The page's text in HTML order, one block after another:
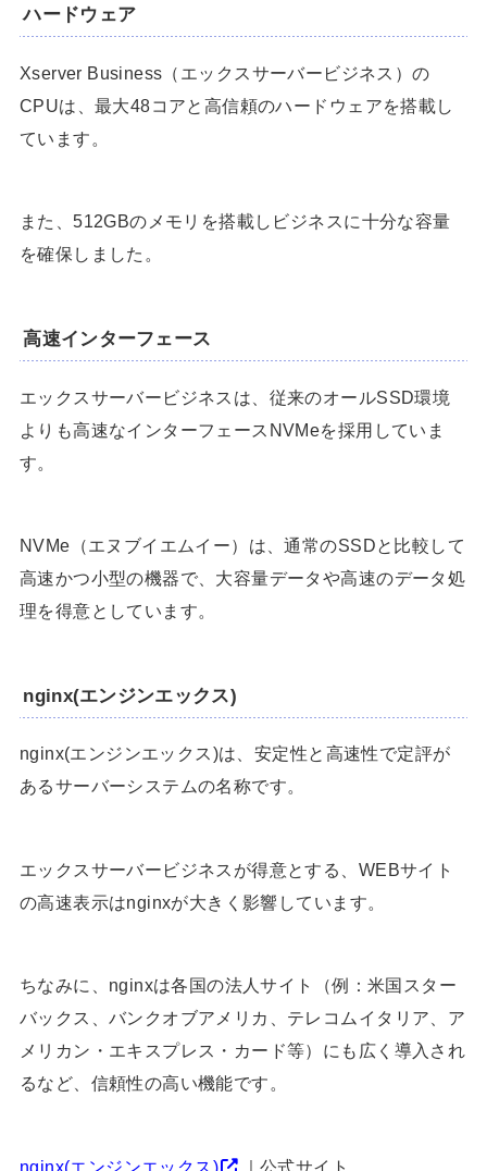
ハードウェア
Xserver Business（エックスサーバービジネス）の
CPUは、最大48コアと高信頼のハードウェアを搭載し
ています。
また、512GBのメモリを搭載しビジネスに十分な容量
を確保しました。
高速インターフェース
エックスサーバービジネスは、従来のオールSSD環境
よりも高速なインターフェースNVMeを採用していま
す。
NVMe（エヌブイエムイー）は、通常のSSDと比較して
高速かつ小型の機器で、大容量データや高速のデータ処
理を得意としています。
nginx(エンジンエックス)
nginx(エンジンエックス)は、安定性と高速性で定評が
あるサーバーシステムの名称です。
エックスサーバービジネスが得意とする、WEBサイト
の高速表示はnginxが大きく影響しています。
ちなみに、nginxは各国の法人サイト（例：米国スター
バックス、バンクオブアメリカ、テレコムイタリア、ア
メリカン・エキスプレス・カード等）にも広く導入され
るなど、信頼性の高い機能です。
nginx(エンジンエックス) ｜公式サイト